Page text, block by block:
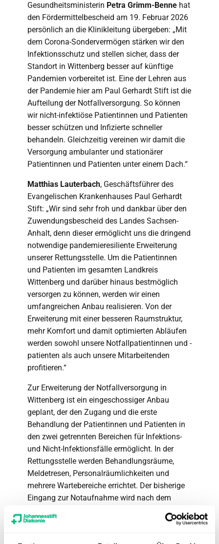
Gesundheitsministerin Petra Grimm-Benne hat
den Fördermittelbescheid am 19. Februar 2026
persönlich an die Klinikleitung übergeben: „Mit
dem Corona-Sondervermögen stärken wir den
Infektionsschutz und stellen sicher, dass der
Standort in Wittenberg besser auf künftige
Pandemien vorbereitet ist. Eine der Lehren aus
der Pandemie hier am Paul Gerhardt Stift ist die
Aufteilung der Notfallversorgung. So können
wir nicht-infektiöse Patientinnen und Patienten
besser schützen und Infizierte schneller
behandeln. Gleichzeitig vereinen wir damit die
Versorgung ambulanter und stationärer
Patientinnen und Patienten unter einem Dach.“
Matthias Lauterbach, Geschäftsführer des
Evangelischen Krankenhauses Paul Gerhardt
Stift: „Wir sind sehr froh und dankbar über den
Zuwendungsbescheid des Landes Sachsen-
Anhalt, denn dieser ermöglicht uns die dringend
notwendige pandemieresiliente Erweiterung
unserer Rettungsstelle. Um die Patientinnen
und Patienten im gesamten Landkreis
Wittenberg und darüber hinaus bestmöglich
versorgen zu können, werden wir einen
umfangreichen Anbau realisieren. Von der
Erweiterung mit einer besseren Raumstruktur,
mehr Komfort und damit optimierten Abläufen
werden sowohl unsere Notfallpatientinnen und -
patienten als auch unsere Mitarbeitenden
profitieren.“
Zur Erweiterung der Notfallversorgung in
Wittenberg ist ein eingeschossiger Anbau
geplant, der den Zugang und die erste
Behandlung der Patientinnen und Patienten in
den zwei getrennten Bereichen für Infektions-
und Nicht-Infektionsfälle ermöglicht. In der
Rettungsstelle werden Behandlungsräume,
Meldetresen, Personalräumlichkeiten und
mehrere Wartebereiche errichtet. Der bisherige
Eingang zur Notaufnahme wird nach dem
Umbau ausschließlich für Liegendanfahrten
genutzt.